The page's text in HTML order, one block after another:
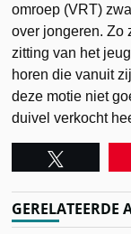
omroep (VRT)
over jongeren. Zo
zitting van het
horen die vanuit
deze motie niet
duivel verkocht
GERELATEERDE